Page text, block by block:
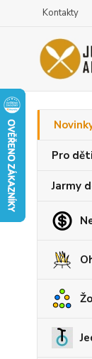
Kontakty
Pro děti
Jarmy